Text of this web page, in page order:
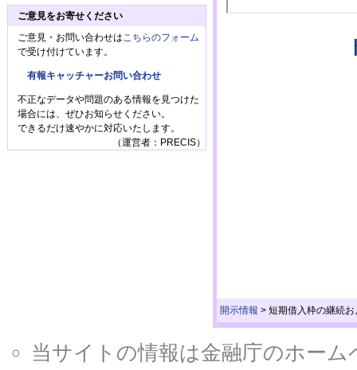
開示情報 > 短期借入枠の継続
ご意見をお寄せください
ご意見・お問い合わせは こちらのフォーム
で受け付けています。
有報キャッチャーお問い合わせ
不正なデータや問題のある情報を見つけた
場合には、ぜひお知らせください。
できるだけ速やかに対応いたします。
（運営者：PRECIS）
当サイトの情報は金融庁のホー